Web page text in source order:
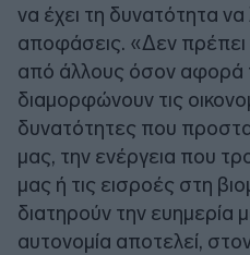
να έχει τη δυνατότητα
αποφάσεις. «Δεν
από άλλους όσον αφορά
διαμορφώνουν τις
δυνατότητες που
μας, την ενέργεια που
μας ή τις εισροές στη
διατηρούν την ευημερία
αυτονομία αποτελεί,